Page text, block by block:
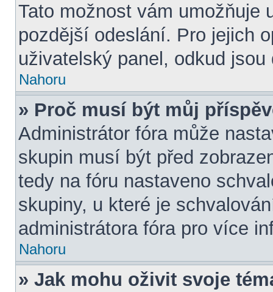
Tato možnost vám umožňuje
pozdější odeslání. Pro jejich
uživatelský panel, odkud
Nahoru
» Proč musí být můj
Administrátor fóra může
skupin musí být před
tedy na fóru nastaveno
skupiny, u které je
administrátora fóra pro více
Nahoru
» Jak mohu oživit svoje